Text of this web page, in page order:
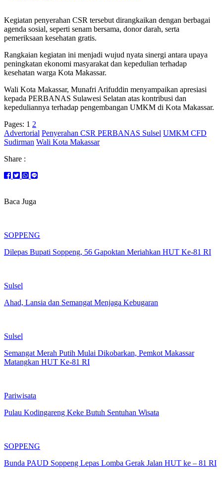
Kegiatan penyerahan CSR tersebut dirangkaikan dengan berbagai
agenda sosial, seperti senam bersama, donor darah, serta
pemeriksaan kesehatan gratis.
Rangkaian kegiatan ini menjadi wujud nyata sinergi antara upaya
peningkatan ekonomi masyarakat dan kepedulian terhadap
kesehatan warga Kota Makassar.
Wali Kota Makassar, Munafri Arifuddin menyampaikan apresiasi
kepada PERBANAS Sulawesi Selatan atas kontribusi dan
kepeduliannya terhadap pengembangan UMKM di Kota Makassar.
Pages: 1 2
Advertorial Penyerahan CSR PERBANAS Sulsel UMKM CFD
Sudirman Wali Kota Makassar
Share :
Baca Juga
SOPPENG
Dilepas Bupati Soppeng, 56 Gapoktan Meriahkan HUT Ke-81 RI
Sulsel
Ahad, Lansia dan Semangat Menjaga Kebugaran
Sulsel
Semangat Merah Putih Mulai Dikobarkan, Pemkot Makassar
Matangkan HUT Ke-81 RI
Pariwisata
Pulau Kodingareng Keke Butuh Sentuhan Wisata
SOPPENG
Bunda PAUD Soppeng Lepas Lomba Gerak Jalan HUT ke – 81 RI